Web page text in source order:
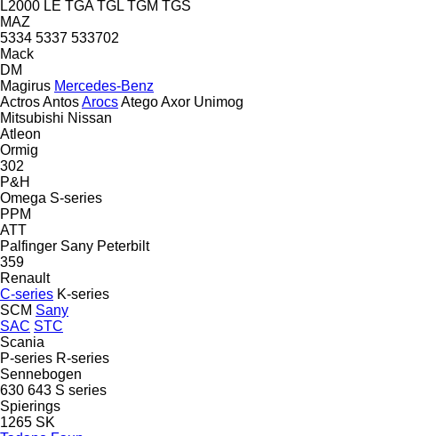
L2000 LE TGA TGL TGM TGS
MAZ
5334 5337 533702
Mack
DM
Magirus Mercedes-Benz
ActrosAntosArocsAtegoAxor Unimog
Mitsubishi Nissan
Atleon
Ormig
302
P&H
Omega S-series
PPM
ATT
Palfinger Sany Peterbilt
359
Renault
C-series K-series
SCM Sany
SAC STC
Scania
P-series R-series
Sennebogen
630 643 S series
Spierings
1265 SK